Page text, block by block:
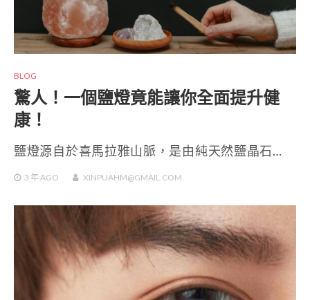
BLOG
驚人！一個鹽燈竟能讓你全面提升健
康！
鹽燈源自於喜馬拉雅山脈，是由純天然鹽晶石…
3 年AGO XINPUAHM@GMAIL.COM